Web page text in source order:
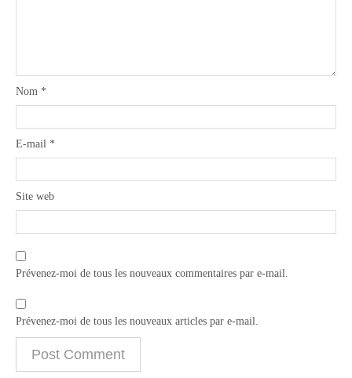
Nom *
E-mail *
Site web
Prévenez-moi de tous les nouveaux commentaires par e-mail.
Prévenez-moi de tous les nouveaux articles par e-mail.